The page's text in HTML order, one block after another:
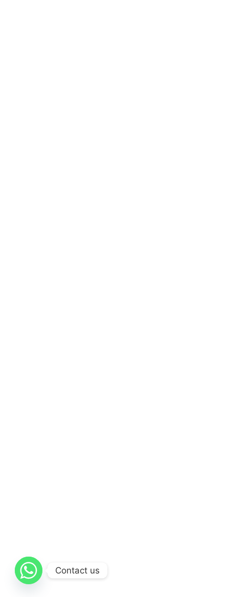
Contact us